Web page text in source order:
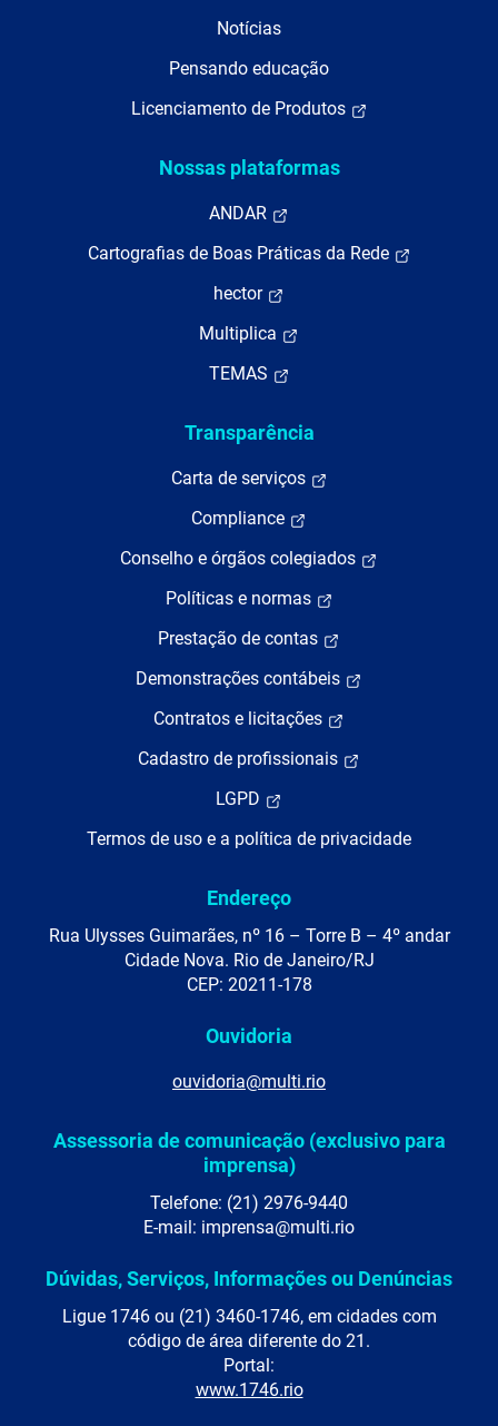
Notícias
Pensando educação
Licenciamento de Produtos
Nossas plataformas
ANDAR
Cartografias de Boas Práticas da Rede
hector
Multiplica
TEMAS
Transparência
Carta de serviços
Compliance
Conselho e órgãos colegiados
Políticas e normas
Prestação de contas
Demonstrações contábeis
Contratos e licitações
Cadastro de profissionais
LGPD
Termos de uso e a política de privacidade
Endereço
Rua Ulysses Guimarães, nº 16 – Torre B – 4º andar
Cidade Nova. Rio de Janeiro/RJ
CEP: 20211-178
Ouvidoria
ouvidoria@multi.rio
Assessoria de comunicação (exclusivo para
imprensa)
Telefone: (21) 2976-9440
E-mail: imprensa@multi.rio
Dúvidas, Serviços, Informações ou Denúncias
Ligue 1746 ou (21) 3460-1746, em cidades com
código de área diferente do 21.
Portal:
www.1746.rio